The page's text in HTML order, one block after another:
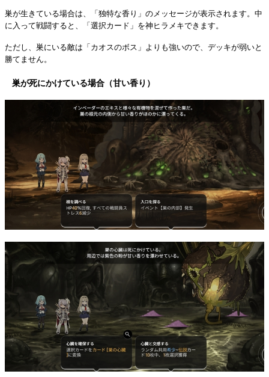
巣が生きている場合は、「独特な香り」のメッセージが表示されます。中
に入って戦闘すると、「選択カード」を神ヒラメキできます。
ただし、巣にいる敵は「カオスのボス」よりも強いので、デッキが弱いと
勝てません。
巣が死にかけている場合（甘い香り）